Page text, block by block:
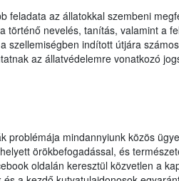
feladata az állatokkal szembeni
történő nevelés, tanítás, valamint a
szellemiségben indított útjára
az állatvédelemre vonatkozó
problémája mindannyiunk közös
örökbefogadással, és
oldalán keresztül közvetlen a